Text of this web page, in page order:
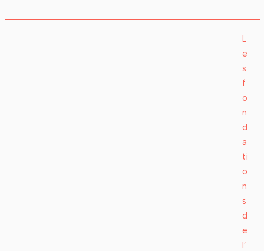
L
e
s
f
o
n
d
a
ti
o
n
s
d
e
l’